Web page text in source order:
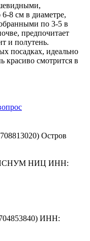
8 см в диаметре,
по 3-5 в
предпочитает
и полутень.
посадках, идеально
красиво смотрится в